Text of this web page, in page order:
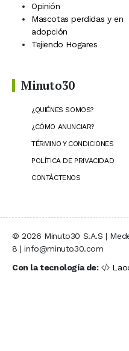
Opinión
Mascotas perdidas y en
adopción
Tejiendo Hogares
Minuto30
¿QUIÉNES SOMOS?
¿CÓMO ANUNCIAR?
TÉRMINO Y CONDICIONES
POLÍTICA DE PRIVACIDAD
CONTÁCTENOS
© 2026 Minuto30 S.A.S |
8 | info@minuto30.com
Con la tecnología de: